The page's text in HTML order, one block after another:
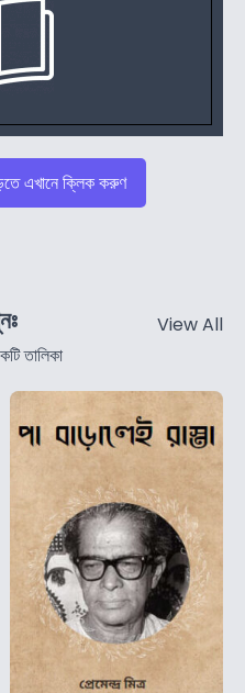
এখানে ক্লিক করুণ
তালিকা
View All